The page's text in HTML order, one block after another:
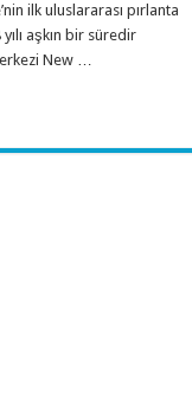
ilk uluslararası pırlanta
aşkın bir süredir
New …